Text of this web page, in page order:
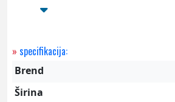
» specifikacija:
Brend
Širina